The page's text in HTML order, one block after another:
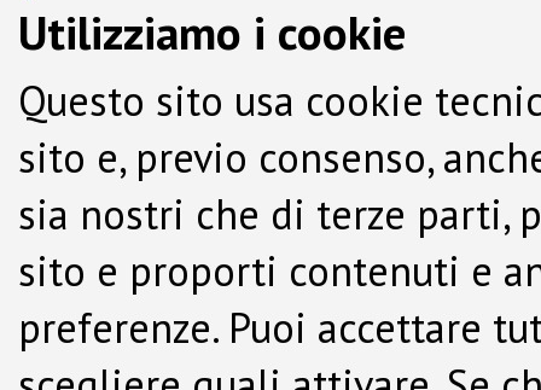
Utilizziamo i cookie
Questo sito usa cookie
sito e, previo consenso,
sia nostri che di terze parti,
sito e proporti contenuti e
preferenze. Puoi accettare